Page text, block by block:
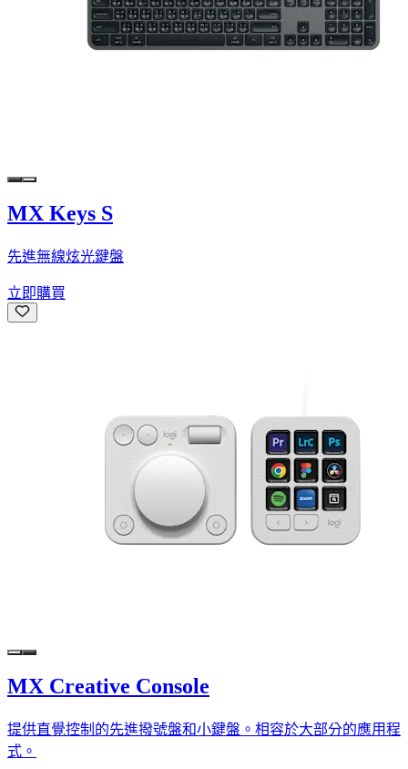
MX Keys S
先進無線炫光鍵盤
立即購買
MX Creative Console
提供直覺控制的先進撥號盤和小鍵盤。相容於大部分的應用程
式。